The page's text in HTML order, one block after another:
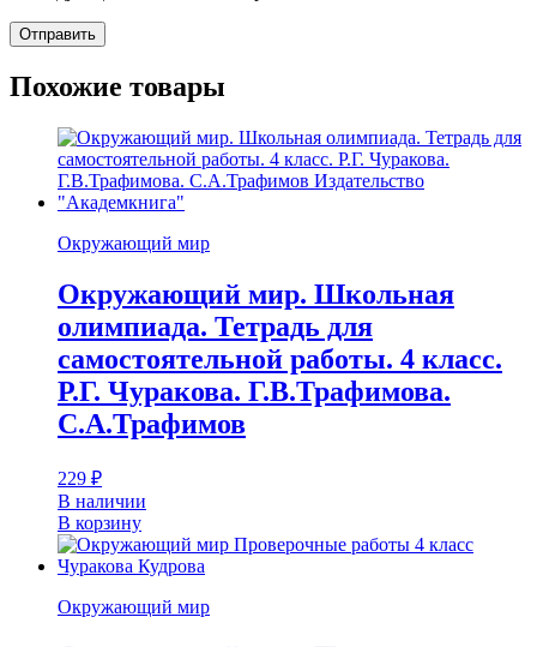
Похожие товары
Окружающий мир
Окружающий мир. Школьная
олимпиада. Тетрадь для
самостоятельной работы. 4 класс.
Р.Г. Чуракова. Г.В.Трафимова.
С.А.Трафимов
229 ₽
В наличии
В корзину
Окружающий мир